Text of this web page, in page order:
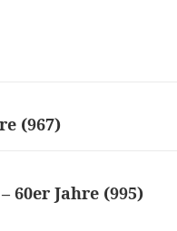
(967)
60er Jahre (995)